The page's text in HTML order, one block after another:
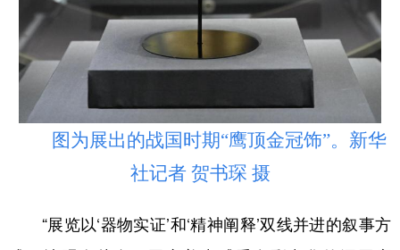
图为展出的战国时期“鹰顶金冠饰”。新华
社记者 贺书琛 摄
“展览以‘器物实证’和‘精神阐释’双线并进的叙事方